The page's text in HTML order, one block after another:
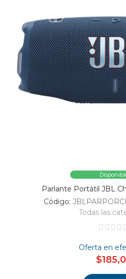
Parlante Portátil JBL
Código:
Todas las
Oferta en